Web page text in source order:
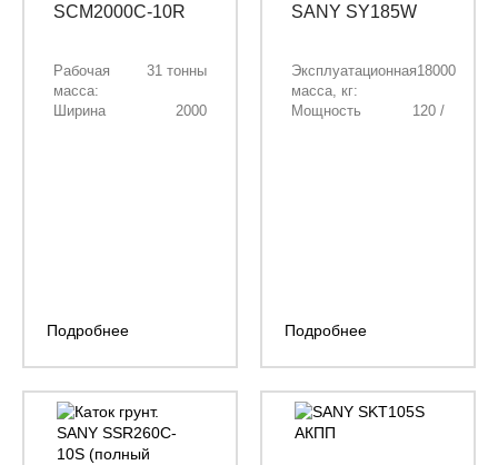
SCM2000C-10R
Рабочая
масса:
31 тонны
Ширина
2000
Подробнее
SANY SY185W
Эксплуатационная
масса, кг:
18000
Мощность
120 /
Подробнее